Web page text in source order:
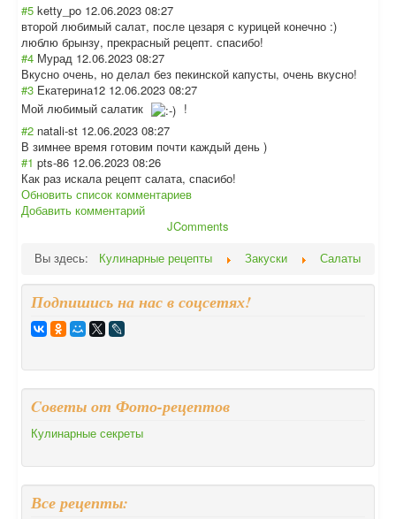
#5 ketty_po 12.06.2023 08:27
второй любимый салат, после цезаря с курицей конечно :)
люблю брынзу, прекрасный рецепт. спасибо!
#4 Мурад 12.06.2023 08:27
Вкусно очень, но делал без пекинской капусты, очень вкусно!
#3 Екатерина12 12.06.2023 08:27
Мой любимый салатик
!
#2 natali-st 12.06.2023 08:27
В зимнее время готовим почти каждый день )
#1 pts-86 12.06.2023 08:26
Как раз искала рецепт салата, спасибо!
Обновить список комментариев
Добавить комментарий
JComments
Вы здесь:
Кулинарные рецепты Закуски Салаты
Подпишись на нас в соцсетях!
Cоветы от Фото-рецептов
Кулинарные секреты
Все рецепты: